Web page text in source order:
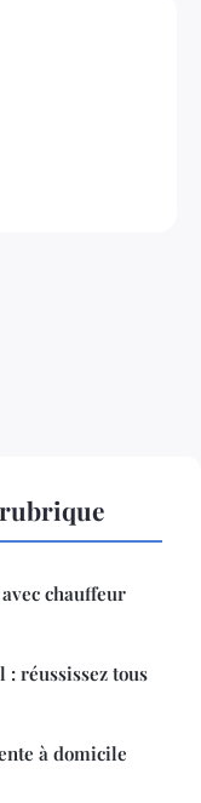
chauffeur
réussissez tous
à domicile